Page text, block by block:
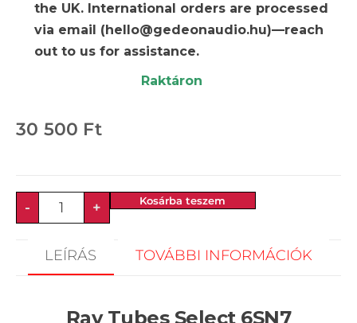
the UK. International orders are processed
via email (hello@gedeonaudio.hu)—reach
out to us for assistance.
Raktáron
30 500 Ft
- + Kosárba teszem
LEÍRÁS TOVÁBBI INFORMÁCIÓK
Ray Tubes Select 6SN7